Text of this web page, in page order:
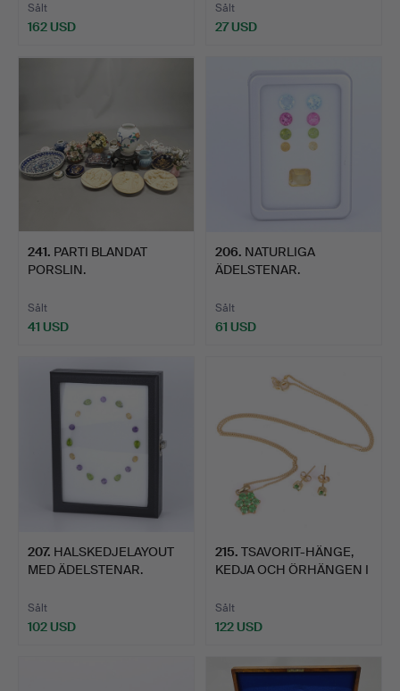
Sålt
162 USD
Sålt
27 USD
241. PARTI BLANDAT
PORSLIN.
Sålt
41 USD
206. NATURLIGA
ÄDELSTENAR.
Sålt
61 USD
207. HALSKEDJELAYOUT
MED ÄDELSTENAR.
Sålt
102 USD
215. TSAVORIT-HÄNGE,
KEDJA OCH ÖRHÄNGEN I
Sålt
122 USD